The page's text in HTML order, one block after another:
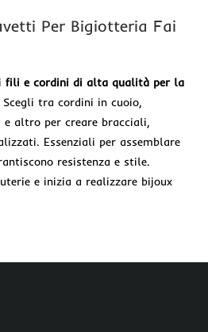
Per Bigiotteria Fai
fili e cordini di alta qualità per la
Scegli tra cordini in cuoio,
altro per creare bracciali,
Essenziali per assemblare
resistenza e stile.
e inizia a realizzare bijoux